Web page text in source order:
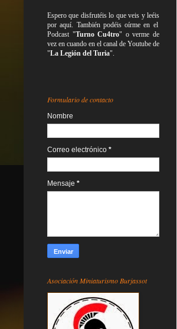
Espero que disfrutéis lo queveis yleéis
por aquí. También podéis oírme en el
Podcast "Turno Cu4tro" o verme de
vez en cuando en el canal de Youtube de
"La Legión del Turia".
Formulario de contacto
Nombre
Correo electrónico *
Mensaje *
Asociación Miniaturismo Burjassot